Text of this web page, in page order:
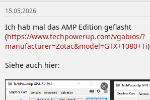
15.05.2026
Ich hab mal das AMP Edition geflasht
(https://www.techpowerup.com/vgabios/?
manufacturer=Zotac&model=GTX+1080+Ti)
Siehe auch hier: